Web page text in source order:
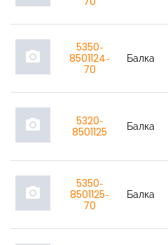
photo_camera
5350-
8501124-
70
Балка
photo_camera
5320-
8501125
Балка
photo_camera
5350-
8501125-
70
Балка